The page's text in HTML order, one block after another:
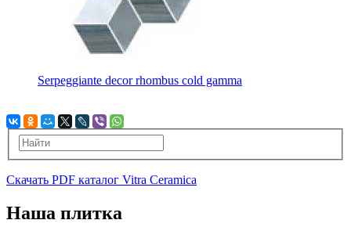
Serpeggiante decor rhombus cold gamma
Скачать PDF каталог Vitra Ceramica
Наша плитка